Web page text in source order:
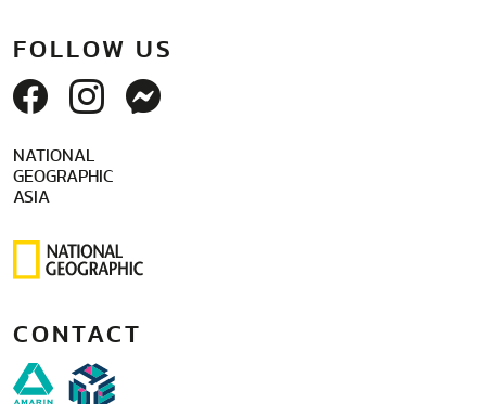
FOLLOW US
NATIONAL
GEOGRAPHIC
ASIA
CONTACT